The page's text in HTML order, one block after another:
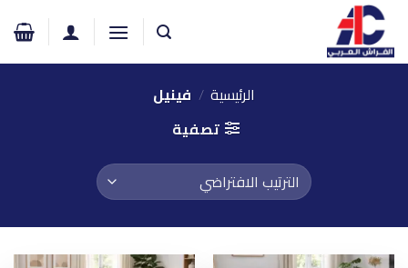
تخطي
للمحتوى
الرئيسية / فينيل
تصفية